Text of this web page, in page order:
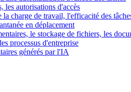
les autorisations d'accès
charge de travail, l'efficacité des
en déplacement
le stockage de fichiers, les
processus d'entreprise
générés par l'IA